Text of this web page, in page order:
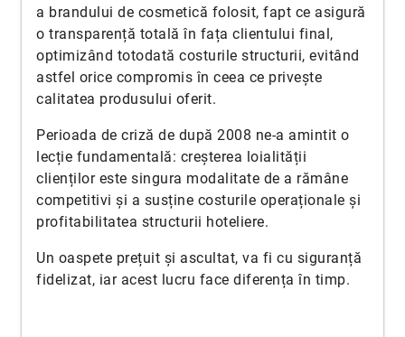
a brandului de cosmetică folosit, fapt ce asigură
o transparență totală în fața clientului final,
optimizând totodată costurile structurii, evitând
astfel orice compromis în ceea ce privește
calitatea produsului oferit.
Perioada de criză de după 2008 ne-a amintit o
lecție fundamentală: creșterea loialității
clienților este singura modalitate de a rămâne
competitivi și a susține costurile operaționale și
profitabilitatea structurii hoteliere.
Un oaspete prețuit și ascultat, va fi cu siguranță
fidelizat, iar acest lucru face diferența în timp.